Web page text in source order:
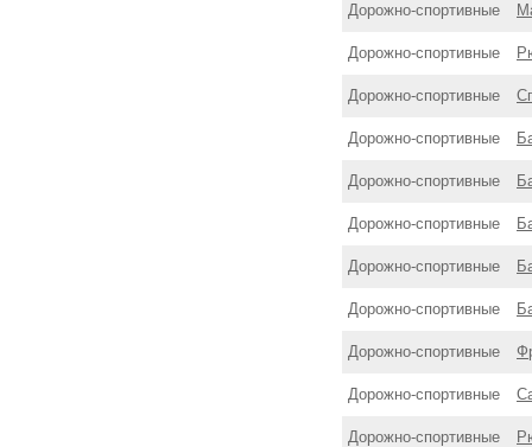
Дорожнo-спортивные
Дорожнo-спортивные
Дорожнo-спортивные
Дорожнo-спортивные
Дорожнo-спортивные
Дорожнo-спортивные
Дорожнo-спортивные
Дорожнo-спортивные
Дорожнo-спортивные
Дорожнo-спортивные
Дорожнo-спортивные